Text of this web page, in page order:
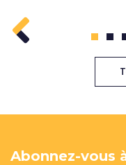
1 2
Abonnez-vous